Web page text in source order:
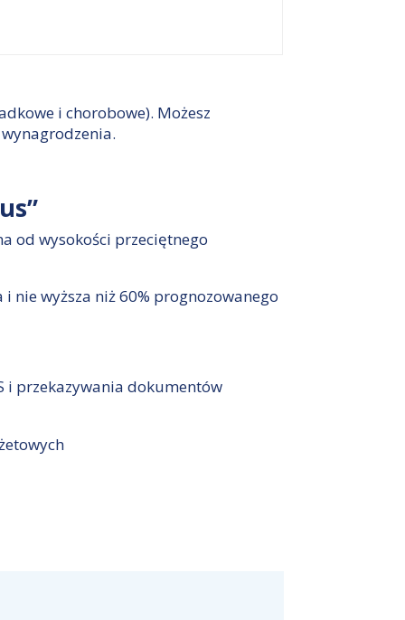
i chorobowe). Możesz
od wysokości przeciętnego
nie wyższa niż 60% prognozowanego
i przekazywania dokumentów